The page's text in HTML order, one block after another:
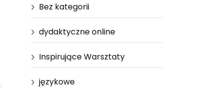
Bez kategorii
dydaktyczne online
Inspirujące Warsztaty
językowe